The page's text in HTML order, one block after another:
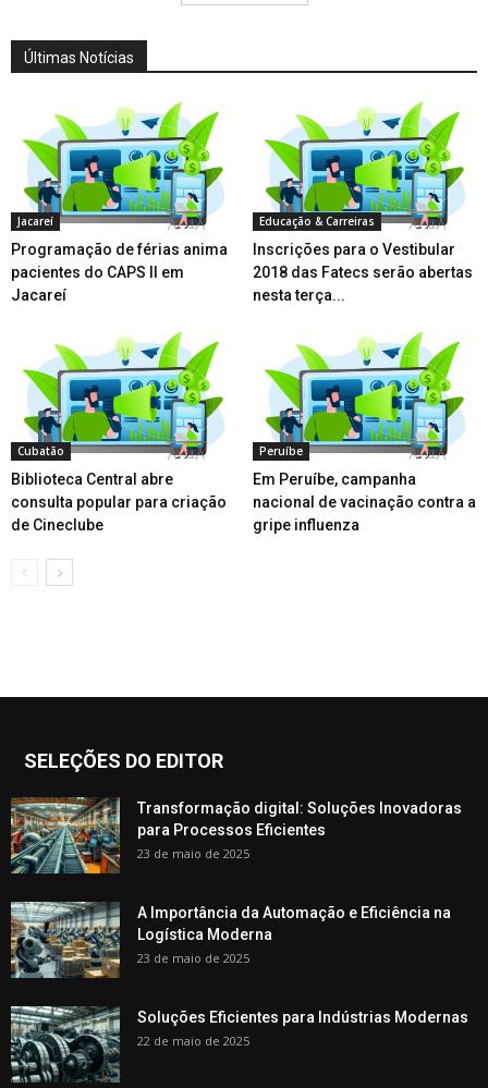
Últimas Notícias
Jacareí
Programação de férias anima
pacientes do CAPS II em
Jacareí
Educação & Carreiras
Inscrições para o Vestibular
2018 das Fatecs serão abertas
nesta terça...
Cubatão
Biblioteca Central abre
consulta popular para criação
de Cineclube
Peruíbe
Em Peruíbe, campanha
nacional de vacinação contra a
gripe influenza
SELEÇÕES DO EDITOR
Transformação digital: Soluções Inovadoras
para Processos Eficientes
23 de maio de 2025
A Importância da Automação e Eficiência na
Logística Moderna
23 de maio de 2025
Soluções Eficientes para Indústrias Modernas
22 de maio de 2025